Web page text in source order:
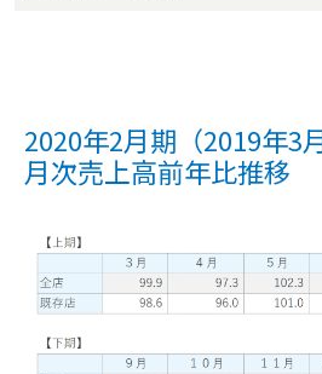
2020年2月期（2019年3
月次売上高前年比推移